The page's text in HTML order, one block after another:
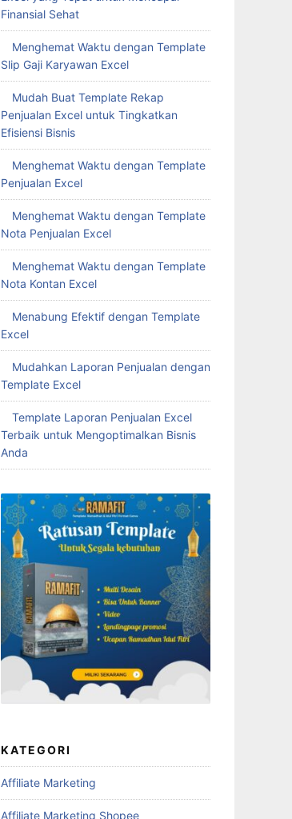
Finansial Sehat
Menghemat Waktu dengan Template
Slip Gaji Karyawan Excel
Mudah Buat Template Rekap
Penjualan Excel untuk Tingkatkan
Efisiensi Bisnis
Menghemat Waktu dengan Template
Penjualan Excel
Menghemat Waktu dengan Template
Nota Penjualan Excel
Menghemat Waktu dengan Template
Nota Kontan Excel
Menabung Efektif dengan Template
Excel
Mudahkan Laporan Penjualan dengan
Template Excel
Template Laporan Penjualan Excel
Terbaik untuk Mengoptimalkan Bisnis
Anda
KATEGORI
Affiliate Marketing
Affiliate Marketing Shopee